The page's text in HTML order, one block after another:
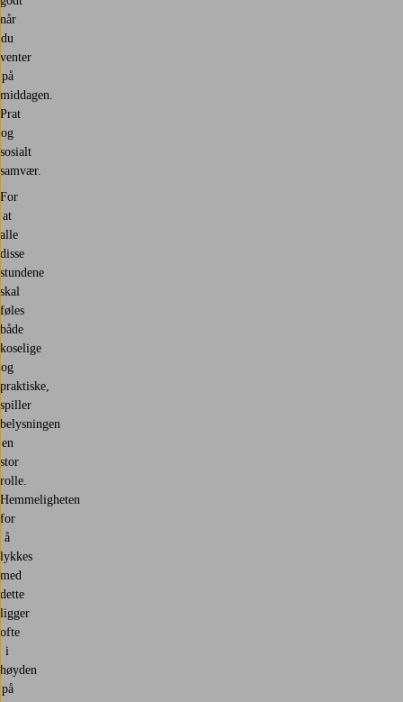
når
du
venter
på
middagen.
Prat
og
sosialt
samvær.
For
at
alle
disse
stundene
skal
føles
både
koselige
og
praktiske,
spiller
belysningen
en
stor
rolle.
Hemmeligheten
for
å
lykkes
med
dette
ligger
ofte
i
høyden
på